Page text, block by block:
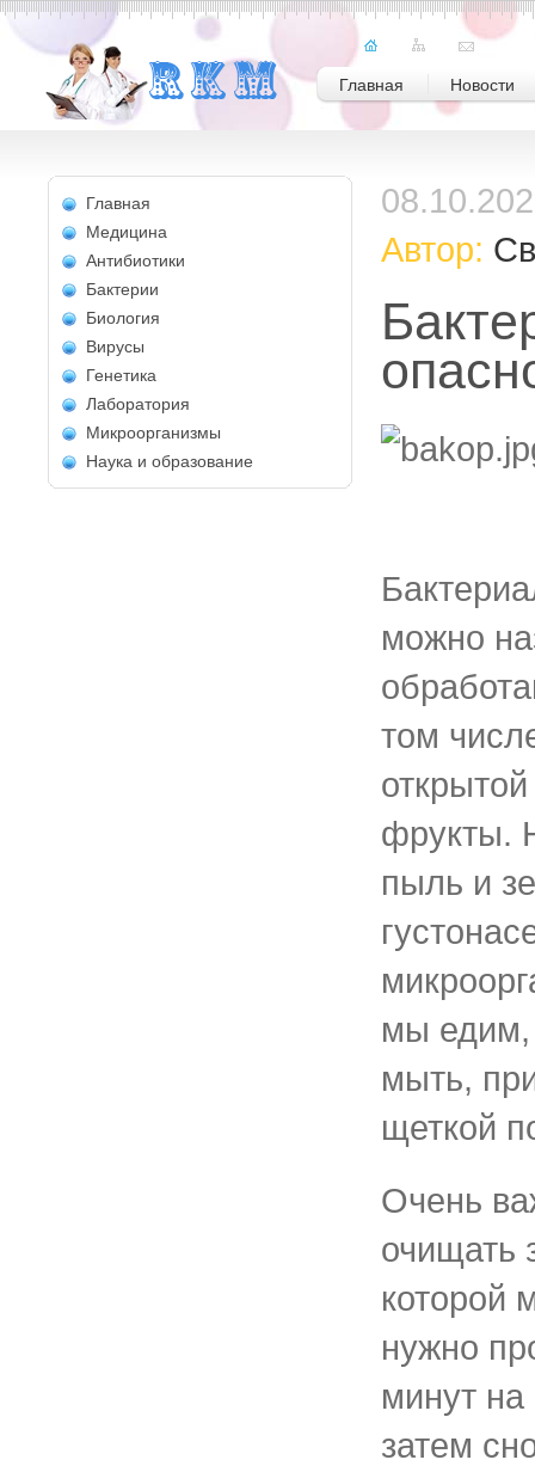
Главная Новости
Главная
Медицина
Антибиотики
Бактерии
Биология
Вирусы
Генетика
Лаборатория
Микроорганизмы
Наука и образование
Автор:
можно
том
фрукты.
пыль и
мы едим,
мыть,
щеткой
Очень
очищать
которой
нужно
минут на
затем